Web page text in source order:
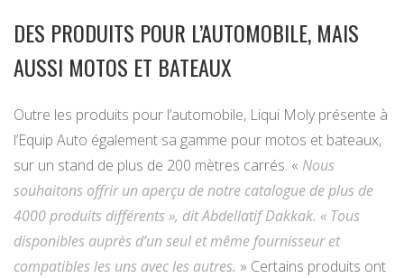
DES PRODUITS POUR L’AUTOMOBILE, MAIS
AUSSI MOTOS ET BATEAUX
Outre les produits pour l’automobile, Liqui Moly présente à
l’Equip Auto également sa gamme pour motos et bateaux,
sur un stand de plus de 200 mètres carrés. « Nous
souhaitons offrir un aperçu de notre catalogue de plus de
4000 produits différents », dit Abdellatif Dakkak. « Tous
disponibles auprès d’un seul et même fournisseur et
compatibles les uns avec les autres. » Certains produits ont